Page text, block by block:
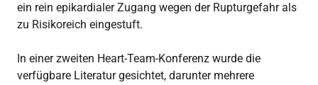
ein rein epikardialer Zugang wegen der Rupturgefahr als
zu Risikoreich eingestuft.
In einer zweiten Heart-Team-Konferenz wurde die
verfügbare Literatur gesichtet, darunter mehrere